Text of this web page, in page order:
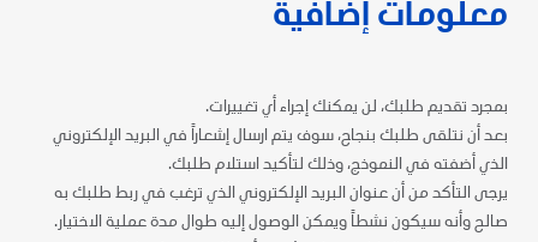
معلومات إضافية
بمجرد تقديم طلبك، لن يمكنك إجراء أي تغييرات.
بعد أن نتلقى طلبك بنجاح، سوف يتم ارسال إشعاراً في البريد الإلكتروني
الذي أضفته في النموذج، وذلك لتأكيد استلام طلبك.
يرجى التأكد من أن عنوان البريد الإلكتروني الذي ترغب في ربط طلبك به
صالح وأنه سيكون نشطاً ويمكن الوصول إليه طوال مدة عملية الاختيار.